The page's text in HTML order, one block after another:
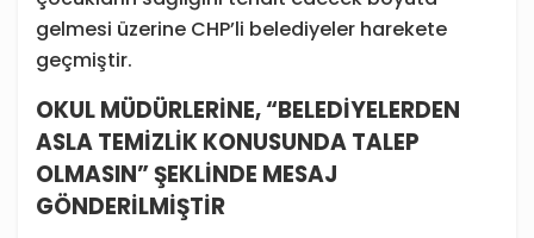
gelmesi üzerine CHP’li belediyeler harekete
geçmiştir.
OKUL MÜDÜRLERİNE, “BELEDİYELERDEN
ASLA TEMİZLİK KONUSUNDA TALEP
OLMASIN” ŞEKLİNDE MESAJ
GÖNDERİLMİŞTİR